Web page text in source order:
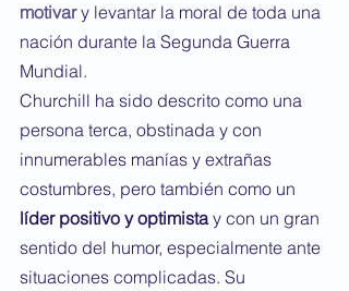
motivar y levantar la moral de toda una
nación durante la Segunda Guerra
Mundial.
Churchill ha sido descrito como una
persona terca, obstinada y con
innumerables manías y extrañas
costumbres, pero también como un
líder positivo y optimista y con un gran
sentido del humor, especialmente ante
situaciones complicadas. Su